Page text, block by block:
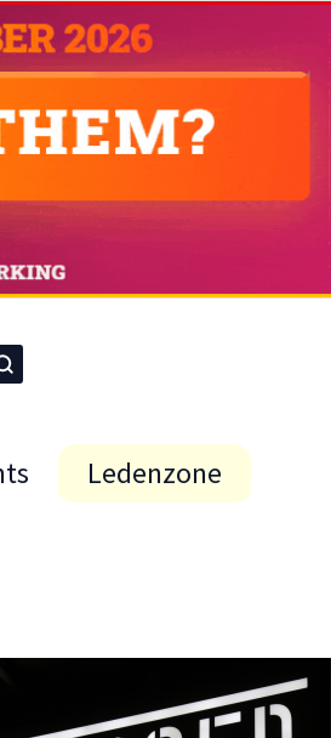
Ledenzone